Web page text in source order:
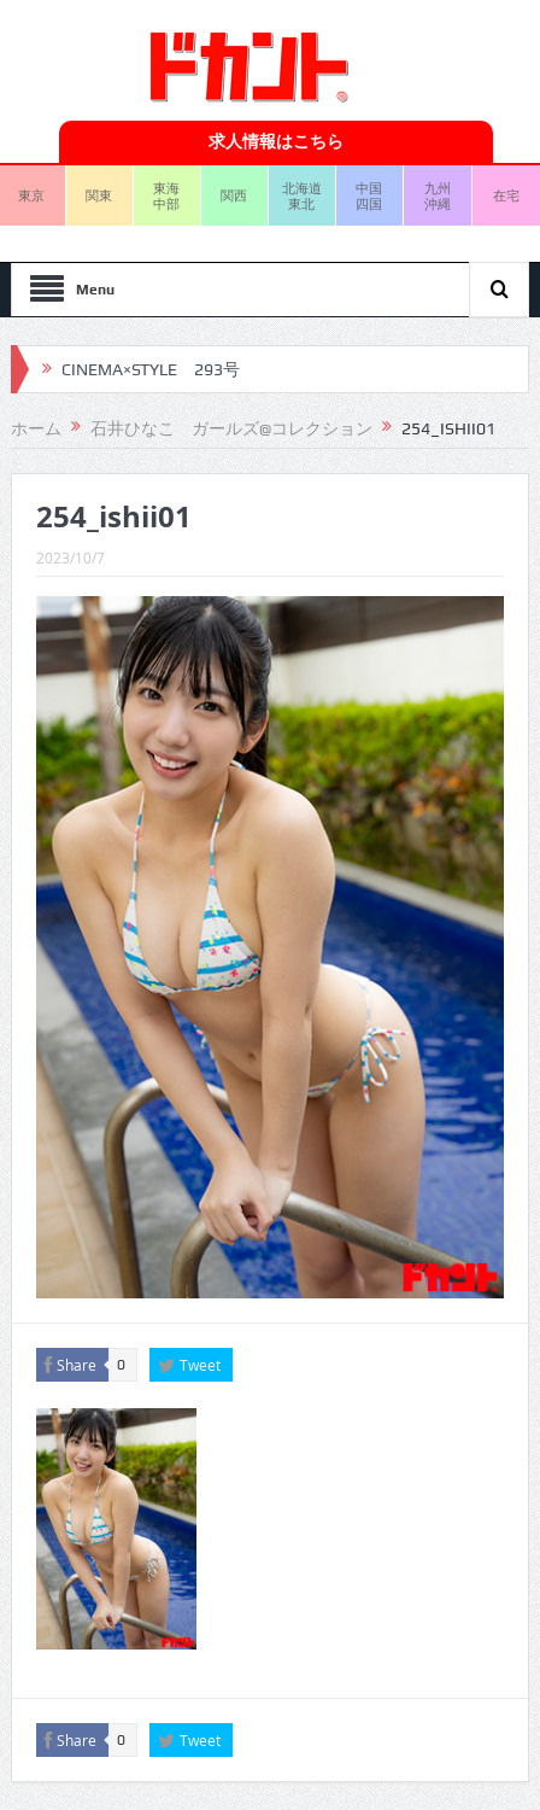
求人情報はこちら
東京 関東
東海
中部
関西
北海道
東北
中国
四国
九州
沖縄
在宅
Menu
CINEMA×STYLE 293号
CINEMA×STYLE 292号
CINEMA×STYLE 291号
CINEMA×STYLE 290号
CINEMA×STYLE 289号
CINEMA×STYLE 288号
CINEMA×STYLE 287号
CINEMA×STYLE 286号
CINEMA×STYLE 285号
CINEMA×STYLE 294号
ホーム 石井ひなこ ガールズ@コレクション 254_ISHII01
254_ishii01
2023/10/7
Share 0 Tweet
Share 0 Tweet